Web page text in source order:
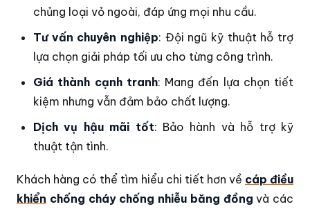
chủng loại vỏ ngoài, đáp ứng mọi nhu cầu.
Tư vấn chuyên nghiệp: Đội ngũ kỹ thuật hỗ trợ
lựa chọn giải pháp tối ưu cho từng công trình.
Giá thành cạnh tranh: Mang đến lựa chọn tiết
kiệm nhưng vẫn đảm bảo chất lượng.
Dịch vụ hậu mãi tốt: Bảo hành và hỗ trợ kỹ
thuật tận tình.
Khách hàng có thể tìm hiểu chi tiết hơn về cáp điều
khiển chống cháy chống nhiễu băng đồng và các